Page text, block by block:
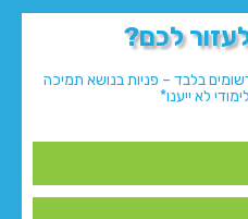
לכם?
בלבד – פניות בנושא תמיכה
לא ייענו*